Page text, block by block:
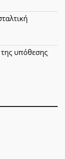
υπόθεσης